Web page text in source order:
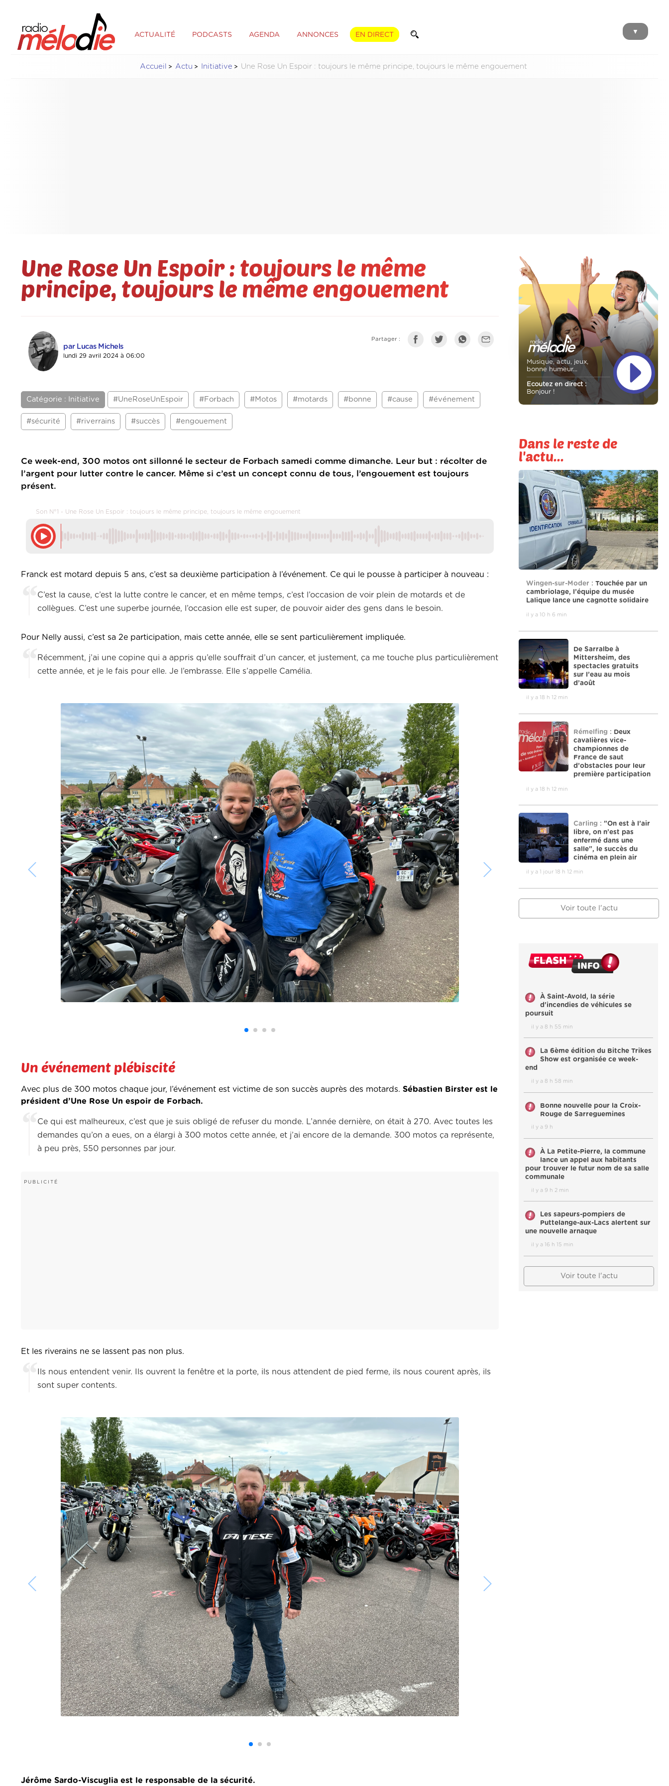
ACTUALITÉ PODCASTS AGENDA ANNONCES EN DIRECT ▼
Accueil Actu Initiative Une Rose Un Espoir : toujours le même principe, toujours le même engouement
Une Rose Un Espoir : toujours le même
principe, toujours le même engouement
par Lucas Michels
lundi 29 avril 2024 à 06:00
Partager :
Catégorie : Initiative #UneRoseUnEspoir #Forbach #Motos #motards #bonne #cause #événement
#sécurité #riverrains #succès #engouement
Ce week-end, 300 motos ont sillonné le secteur de Forbach samedi comme dimanche. Leur but : récolter de
l’argent pour lutter contre le cancer. Même si c’est un concept connu de tous, l’engouement est toujours
présent.
Son N°1 - Une Rose Un Espoir : toujours le même principe, toujours le même engouement
Franck est motard depuis 5 ans, c’est sa deuxième participation à l’événement. Ce qui le pousse à participer à nouveau :
C’est la cause, c’est la lutte contre le cancer, et en même temps, c’est l’occasion de voir plein de motards et de
collègues. C’est une superbe journée, l’occasion elle est super, de pouvoir aider des gens dans le besoin.
Pour Nelly aussi, c’est sa 2e participation, mais cette année, elle se sent particulièrement impliquée.
Récemment, j’ai une copine qui a appris qu’elle souffrait d’un cancer, et justement, ça me touche plus particulièrement
cette année, et je le fais pour elle. Je l’embrasse. Elle s’appelle Camélia.
Un événement plébiscité
Avec plus de 300 motos chaque jour, l’événement est victime de son succès auprès des motards. Sébastien Birster est le
président d’Une Rose Un espoir de Forbach.
Ce qui est malheureux, c’est que je suis obligé de refuser du monde. L’année dernière, on était à 270. Avec toutes les
demandes qu’on a eues, on a élargi à 300 motos cette année, et j’ai encore de la demande. 300 motos ça représente,
à peu près, 550 personnes par jour.
Et les riverains ne se lassent pas non plus.
Ils nous entendent venir. Ils ouvrent la fenêtre et la porte, ils nous attendent de pied ferme, ils nous courent après, ils
sont super contents.
Jérôme Sardo-Viscuglia est le responsable de la sécurité.
Musique, actu, jeux,
bonne humeur...
Ecoutez en direct :
Bonjour !
Dans le reste de
l'actu...
Wingen-sur-Moder : Touchée par un
cambriolage, l’équipe du musée
Lalique lance une cagnotte solidaire
il y a 10 h 6 min
De Sarralbe à
Mittersheim, des
spectacles gratuits
sur l’eau au mois
d’août
il y a 18 h 12 min
Rémelfing : Deux
cavalières vice-
championnes de
France de saut
d’obstacles pour leur
première participation
il y a 18 h 12 min
Carling : "On est à l’air
libre, on n’est pas
enfermé dans une
salle", le succès du
cinéma en plein air
il y a 1 jour 18 h 12 min
Voir toute l'actu
À Saint-Avold, la série
d'incendies de véhicules se
poursuit
il y a 8 h 55 min
La 6ème édition du Bitche Trikes
Show est organisée ce week-
end
il y a 8 h 58 min
Bonne nouvelle pour la Croix-
Rouge de Sarreguemines
il y a 9 h
À La Petite-Pierre, la commune
lance un appel aux habitants
pour trouver le futur nom de sa salle
communale
il y a 9 h 2 min
Les sapeurs-pompiers de
Puttelange-aux-Lacs alertent sur
une nouvelle arnaque
il y a 16 h 15 min
Voir toute l'actu